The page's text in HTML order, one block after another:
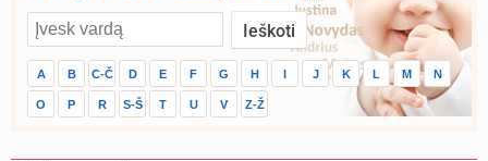
A B C-Č D E F G H I J K L M N
O P R S-Š T U V Z-Ž